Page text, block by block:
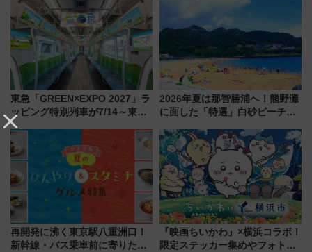
東急「GREEN×EXPO 2027」ラ
ッピング特別列車が7/14～東
横・田園都市・目黒線でデビュ
ー！ 注目の編成やデザインまと
め
2026年夏は那智勝浦へ！熊野灘
に面した「特選」白砂ビーチは
会」は8月11日開催！
再開発に沸く東京駅八重洲口！
新幹線・バス乗車前に寄りたい
『映画ちいかわ』×横浜コラボ！
限定ステッカー集めやフォトス